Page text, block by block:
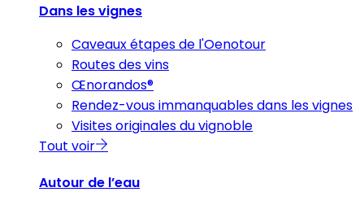
Dans les vignes
Caveaux étapes de l'Oenotour
Routes des vins
Œnorandos®
Rendez-vous immanquables dans les vignes
Visites originales du vignoble
Tout voir
Autour de l’eau